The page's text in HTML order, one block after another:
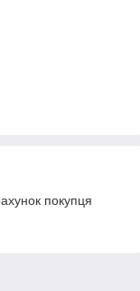
покупця